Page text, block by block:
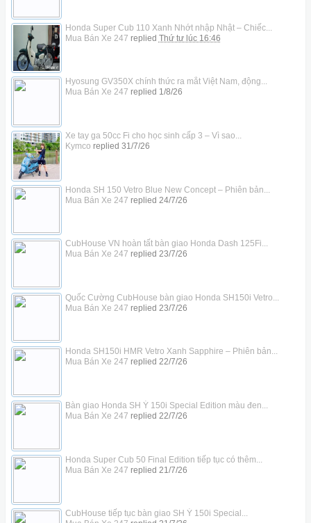
Honda Super Cub 110 Xanh Nhớt nhập Nhật – Chiếc...
Mua Bán Xe 247 replied Thứ tư lúc 16:46
Hyosung GV350X chính thức ra mắt Việt Nam, động...
Mua Bán Xe 247 replied 1/8/26
Xe tay ga 50cc Fi cho học sinh cấp 3 – Vì sao...
Kymco replied 31/7/26
Honda SH 150 Vetro Blue New Concept – Phiên bản...
Mua Bán Xe 247 replied 24/7/26
CubHouse VN hoàn tất bàn giao Honda Dash 125Fi...
Mua Bán Xe 247 replied 23/7/26
Quốc Cường CubHouse bàn giao Honda SH150i Vetro...
Mua Bán Xe 247 replied 23/7/26
Honda SH150i HMR Vetro Xanh Sapphire – Phiên bản...
Mua Bán Xe 247 replied 22/7/26
Bàn giao Honda SH Ý 150i Special Edition màu đen...
Mua Bán Xe 247 replied 22/7/26
Honda Super Cub 50 Final Edition tiếp tục có thêm...
Mua Bán Xe 247 replied 21/7/26
CubHouse tiếp tục bàn giao SH Ý 150i Special...